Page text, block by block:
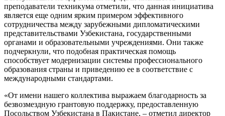
преподаватели техникума отметили, что данная инициатива
является еще одним ярким примером эффективного
сотрудничества между зарубежными дипломатическими
представительствами Узбекистана, государственными
органами и образовательными учреждениями. Они также
подчеркнули, что подобная практическая помощь
способствует модернизации системы профессионального
образования страны и приведению ее в соответствие с
международными стандартами.
«От имени нашего коллектива выражаем благодарность за
безвозмездную грантовую поддержку, предоставленную
Посольством Узбекистана в Пакистане, – отметил директор